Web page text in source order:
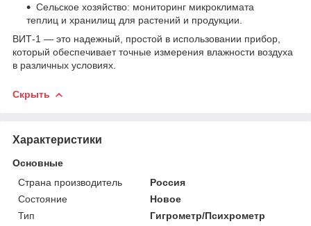
Сельское хозяйство: мониторинг микроклимата
теплиц и хранилищ для растений и продукции.
ВИТ-1 — это надежный, простой в использовании прибор,
который обеспечивает точные измерения влажности воздуха
в различных условиях.
Скрыть
Характеристики
Основные
Страна производитель
Россия
Состояние
Новое
Тип
Гигрометр/Психрометр